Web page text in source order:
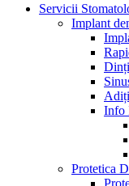
Servicii
Implant
Info
Protetica